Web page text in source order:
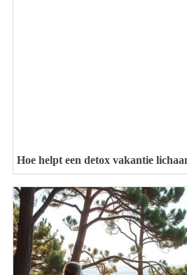
Hoe helpt een detox vakantie